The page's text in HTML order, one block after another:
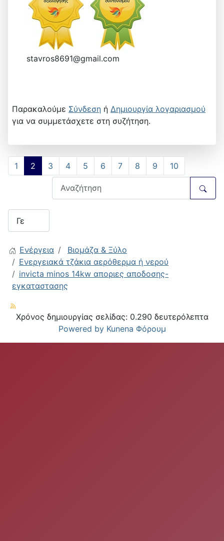
stavros8691@gmail.com
Παρακαλούμε Σύνδεση ή Δημιουργία λογαριασμού
για να συμμετάσχετε στη συζήτηση.
1 2 3 4 5 6 7 8 9 10
Ενέργεια
Βιομάζα & Ξύλο
Ενεργειακά τζάκια αερόθερμα ή νερού
invicta minos 14kw αποριες αποδοσης-
εγκαταστασης
Χρόνος δημιουργίας σελίδας: 0.290 δευτερόλεπτα
Powered by Kunena Φόρουμ